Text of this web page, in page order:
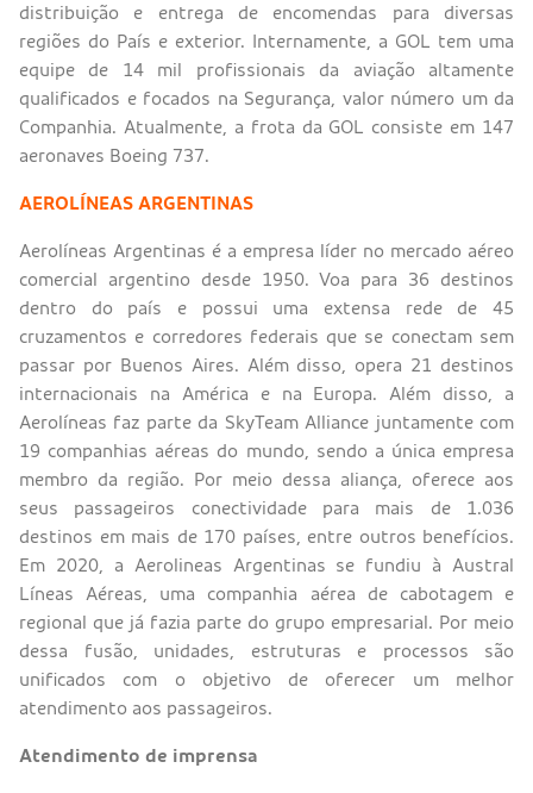
distribuição e entrega de encomendas para diversas
regiões do País e exterior. Internamente, a GOL tem uma
equipe de 14 mil profissionais da aviação altamente
qualificados e focados na Segurança, valor número um da
Companhia. Atualmente, a frota da GOL consiste em 147
aeronaves Boeing 737.
AEROLÍNEAS ARGENTINAS
Aerolíneas Argentinas é a empresa líder no mercado aéreo
comercial argentino desde 1950. Voa para 36 destinos
dentro do país e possui uma extensa rede de 45
cruzamentos e corredores federais que se conectam sem
passar por Buenos Aires. Além disso, opera 21 destinos
internacionais na América e na Europa. Além disso, a
Aerolíneas faz parte da SkyTeam Alliance juntamente com
19 companhias aéreas do mundo, sendo a única empresa
membro da região. Por meio dessa aliança, oferece aos
seus passageiros conectividade para mais de 1.036
destinos em mais de 170 países, entre outros benefícios.
Em 2020, a Aerolineas Argentinas se fundiu à Austral
Líneas Aéreas, uma companhia aérea de cabotagem e
regional que já fazia parte do grupo empresarial. Por meio
dessa fusão, unidades, estruturas e processos são
unificados com o objetivo de oferecer um melhor
atendimento aos passageiros.
Atendimento de imprensa